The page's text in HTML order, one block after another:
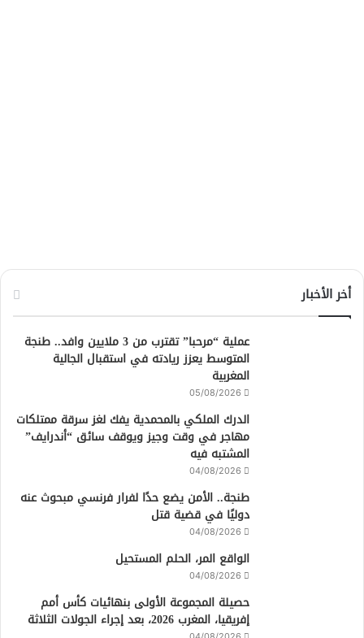
أخر الأخبار
عملية “مرحبا” تقترب من 3 ملايين وافد.. طنجة
المتوسط يعزز ريادته في استقبال الجالية
المغربية
05/08/2026
الدرك الملكي بالمحمدية يفك لغز سرقة ممتلكات
مهاجر في وقت وجيز ويوقف سائق “أندرايف”
المشتبه فيه
04/08/2026
طنجة.. الأمن يضع حدًا لفرار فرنسي مبحوث عنه
دوليًا في قضية قتل
04/08/2026
الواقع المر، الحلم المستحيل
04/08/2026
حصيلة المجموعة الأولى بنهائيات كأس أمم
إفريقيا، المغرب 2026، بعد إجراء الجولات الثلاثة